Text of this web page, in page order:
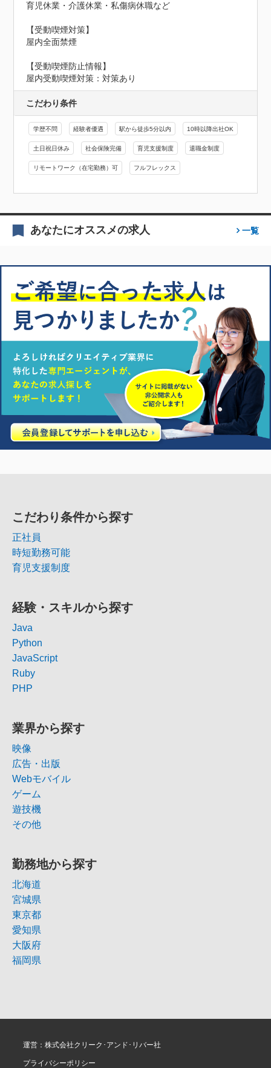
育児休業・介護休業・私傷病休職など
【受動喫煙対策】
屋内全面禁煙
【受動喫煙防止情報】
屋内受動喫煙対策：対策あり
こだわり条件
学歴不問 経験者優遇 駅から徒歩5分以内 10時以降出社OK
土日祝日休み 社会保険完備 育児支援制度 退職金制度
リモートワーク（在宅勤務）可 フルフレックス
あなたにオススメの求人 一覧
こだわり条件から探す
正社員
時短勤務可能
育児支援制度
経験・スキルから探す
Java
Python
JavaScript
Ruby
PHP
業界から探す
映像
広告・出版
Webモバイル
ゲーム
遊技機
その他
勤務地から探す
北海道
宮城県
東京都
愛知県
大阪府
福岡県
運営：株式会社クリーク･アンド･リバー社
プライバシーポリシー